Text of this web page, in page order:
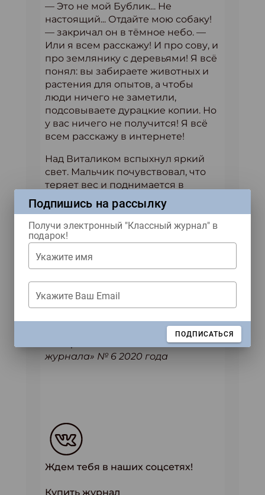
— Это не мой Бублик... Не
настоящий... Отдайте мою собаку!
— закричал он в тёмное небо. —
Или я всем расскажу! И про сову, и
про землянику с деревьями! Я всё
понял: вы забираете животных и
растения для опытов, а чтобы
люди ничего не заметили,
подсовываете дурацкие копии. Но
у вас ничего не получится! Я всё
всем расскажу в интернете!
Над Виталиком вспыхнул яркий
свет. Мальчик почувствовал, что
теряет вес и поднимается в
землёй, потом тоже взмыл вверх, а
через пару секунд опустился
обратно.
— Идём домой, Бублик. Здесь не
на что смотреть, — проговорил он
совершенно равнодушно и
зашагал в сторону дома.
Автор: Евгения Масленникова
Материал из «Классного
журнала» № 6 2020 года
Ждем тебя в наших соцсетях!
Купить журнал
Подпишись на рассылку
Получи электронный "Классный журнал" в
подарок!
Укажите имя
Укажите Ваш Email
ПОДПИСАТЬСЯ